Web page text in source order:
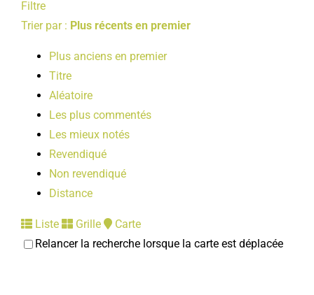
Filtre
Trier par : Plus récents en premier
Plus anciens en premier
Titre
Aléatoire
Les plus commentés
Les mieux notés
Revendiqué
Non revendiqué
Distance
Liste Grille
Carte
Relancer la recherche lorsque la carte est déplacée